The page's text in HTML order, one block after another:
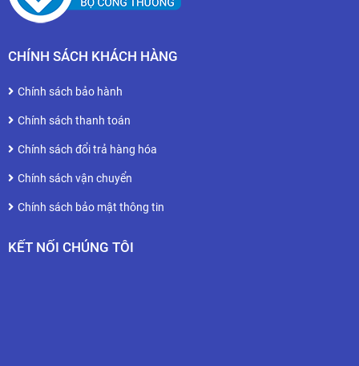
CHÍNH SÁCH KHÁCH HÀNG
Chính sách bảo hành
Chính sách thanh toán
Chính sách đổi trả hàng hóa
Chính sách vận chuyển
Chính sách bảo mật thông tin
KẾT NỐI CHÚNG TÔI